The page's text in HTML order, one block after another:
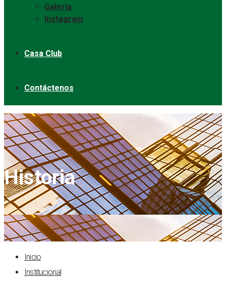
Galería
Instagram
Casa Club
Contáctenos
Historia
Inicio
Institucional